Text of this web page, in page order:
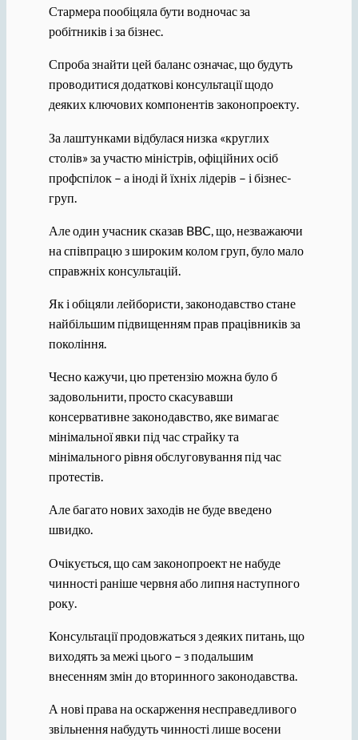
Стармера пообіцяла бути водночас за
робітників і за бізнес.
Спроба знайти цей баланс означає, що будуть
проводитися додаткові консультації щодо
деяких ключових компонентів законопроекту.
За лаштунками відбулася низка «круглих
столів» за участю міністрів, офіційних осіб
профспілок – а іноді й їхніх лідерів – і бізнес-
груп.
Але один учасник сказав BBC, що, незважаючи
на співпрацю з широким колом груп, було мало
справжніх консультацій.
Як і обіцяли лейбористи, законодавство стане
найбільшим підвищенням прав працівників за
покоління.
Чесно кажучи, цю претензію можна було б
задовольнити, просто скасувавши
консервативне законодавство, яке вимагає
мінімальної явки під час страйку та
мінімального рівня обслуговування під час
протестів.
Але багато нових заходів не буде введено
швидко.
Очікується, що сам законопроект не набуде
чинності раніше червня або липня наступного
року.
Консультації продовжаться з деяких питань, що
виходять за межі цього – з подальшим
внесенням змін до вторинного законодавства.
А нові права на оскарження несправедливого
звільнення набудуть чинності лише восени